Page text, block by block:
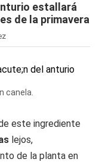
estallará
de la primavera
canela.
este ingrediente
lejos,
de la planta en